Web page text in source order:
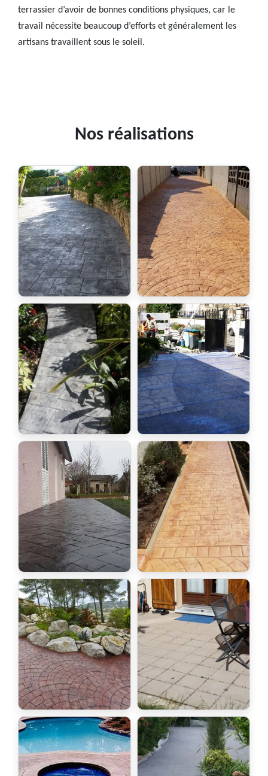
terrassier d’avoir de bonnes conditions physiques, car le
travail nécessite beaucoup d’efforts et généralement les
artisans travaillent sous le soleil.
Nos réalisations